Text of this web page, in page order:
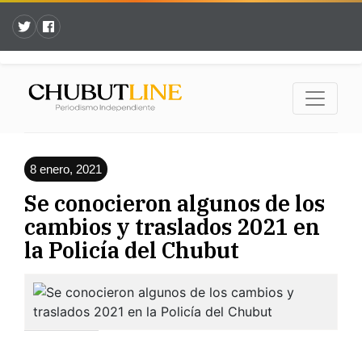
8 enero, 2021
Se conocieron algunos de los
cambios y traslados 2021 en
la Policía del Chubut